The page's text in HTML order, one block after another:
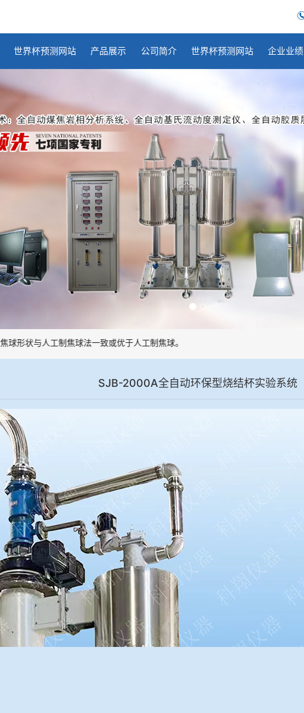
世界杯预测网站 产品展示 公司简介 世界杯预测网站 企业业绩
状与人工制焦球法一致或优于人工制焦球。
SJB-2000A全自动环保型烧结杯实验系统